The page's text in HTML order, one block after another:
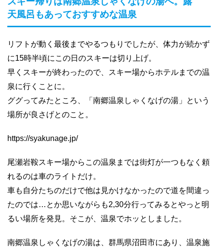
天風呂もあっておすすめな温泉
リフトが動く最後までやるつもりでしたが、体力が続かず
に15時半頃にこの日のスキーは切り上げ。
早くスキーが終わったので、スキー場からホテルまでの温
泉に行くことに。
ググってみたところ、「南郷温泉しゃくなげの湯」という
場所が良さげとのこと。
https://syakunage.jp/
尾瀬岩鞍スキー場からこの温泉までは街灯が一つもなく頼
れるのは車のライトだけ。
車も自分たちのだけで他は見かけなかったので道を間違っ
たのでは…とか思いながらも2,30分行ってみるとやっと明
るい場所を発見。そこが、温泉でホッとしました。
南郷温泉しゃくなげの湯は、群馬県沼田市にあり、温泉施